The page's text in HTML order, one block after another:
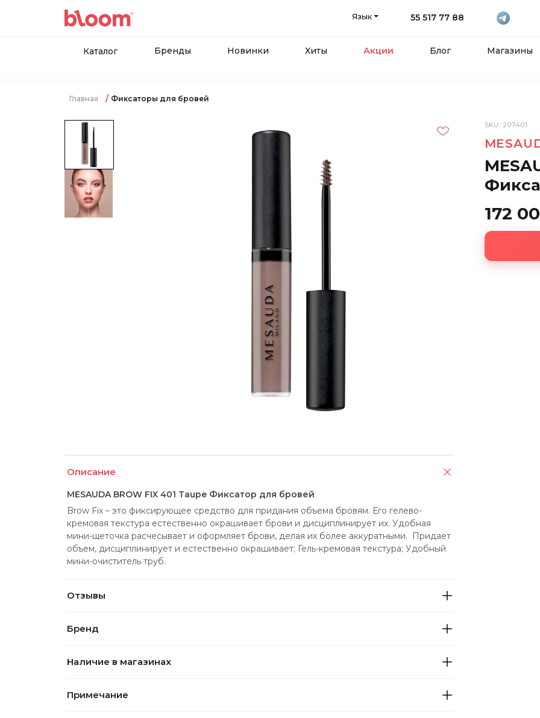
Язык 55 517 77 88
Каталог Бренды Новинки Хиты Акции Блог Магазины
Главная Фиксаторы для бровей
Описание
MESAUDA BROW FIX 401 Taupe Фиксатор для бровей
Brow Fix – это фиксирующее средство для придания объема бровям. Его гелево-
кремовая текстура естественно окрашивает брови и дисциплинирует их. Удобная
мини-щеточка расчесывает и оформляет брови, делая их более аккуратными.  Придает
объем, дисциплинирует и естественно окрашивает; Гель-кремовая текстура; Удобный
мини-очиститель труб.
Отзывы
Бренд
Наличие в магазинах
Примечание
SKU: 207401
172